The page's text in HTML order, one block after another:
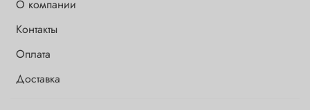
О компании
Контакты
Оплата
Доставка